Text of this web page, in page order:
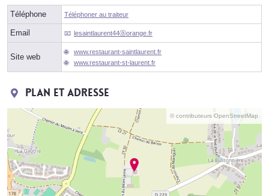
Téléphone Téléphoner au traiteur
Email lesaintlaurent44ⓐorange.fr
Site web
www.restaurant-saintlaurent.fr
www.restaurant-st-laurent.fr
Plan et adresse
© contributeurs OpenStreetMap